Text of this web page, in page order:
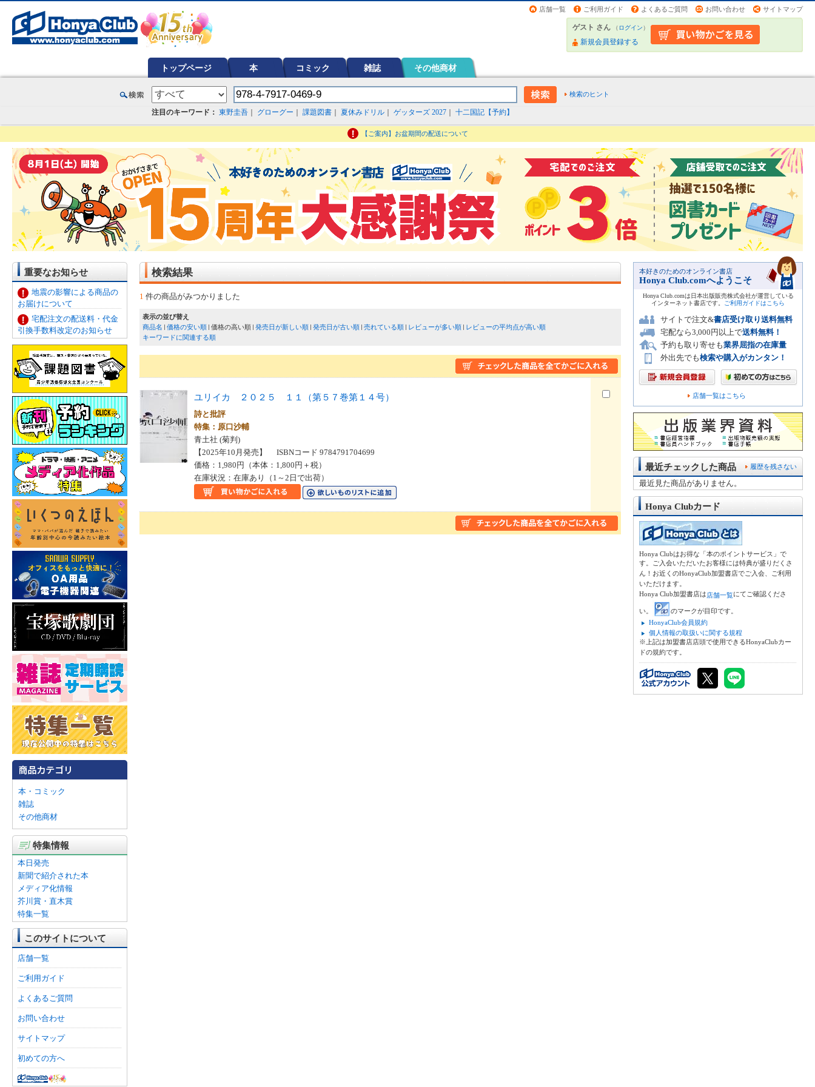
店舗一覧 ご利用ガイド よくあるご質問 お問い合わせ サイトマップ
ゲスト さん （ログイン）
新規会員登録する
トップページ 本 コミック 雑誌 その他商材
検索のヒント
注目のキーワード： 東野圭吾 グローグー 課題図書 夏休みドリル ゲッターズ 2027 十二国記【予約】
【ご案内】お盆期間の配送について
重要なお知らせ
地震の影響による商品の
お届けについて
宅配注文の配送料・代金
引換手数料改定のお知らせ
本・コミック
雑誌
その他商材
特集情報
本日発売
新聞で紹介された本
メディア化情報
芥川賞・直木賞
特集一覧
このサイトについて
店舗一覧
ご利用ガイド
よくあるご質問
お問い合わせ
サイトマップ
初めての方へ
検索結果
1 件の商品がみつかりました
表示の並び替え
商品名
価格の安い順 価格の高い順 発売日が新しい順 発売日が古い順 売れている順 レビューが多い順
レビューの平均点が高い順
キーワードに関連する順
ユリイカ ２０２５ １１（第５７巻第１４号）
詩と批評
特集：原口沙輔
青土社 (菊判)
【2025年10月発売】 ISBNコード 9784791704699
価格：1,980円（本体：1,800円＋税）
在庫状況：在庫あり（1～2日で出荷）
本好きのためのオンライン書店
Honya Club.comへようこそ
Honya Club.comは日本出版販売株式会社が運営している
インターネット書店です。
ご利用ガイドはこちら
サイトで注文&書店受け取り送料無料
宅配なら3,000円以上で送料無料！
予約も取り寄せも業界屈指の在庫量
外出先でも検索や購入がカンタン！
店舗一覧はこちら
履歴を残さない
最近チェックした商品
最近見た商品がありません。
Honya Clubカード
Honya Clubはお得な「本のポイントサービス」で
す。ご入会いただいたお客様には特典が盛りだくさ
ん！お近くのHonyaClub加盟書店でご入会、ご利用
いただけます。
Honya Club加盟書店は店舗一覧にてご確認くださ
い。
のマークが目印です。
HonyaClub会員規約
個人情報の取扱いに関する規程
※上記は加盟書店店頭で使用できるHonyaClubカー
ドの規約です。